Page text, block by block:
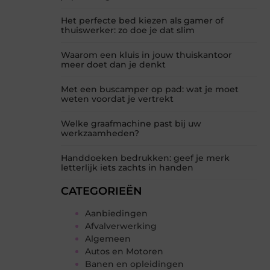
Het perfecte bed kiezen als gamer of
thuiswerker: zo doe je dat slim
Waarom een kluis in jouw thuiskantoor
meer doet dan je denkt
Met een buscamper op pad: wat je moet
weten voordat je vertrekt
Welke graafmachine past bij uw
werkzaamheden?
Handdoeken bedrukken: geef je merk
letterlijk iets zachts in handen
CATEGORIEËN
Aanbiedingen
Afvalverwerking
Algemeen
Autos en Motoren
Banen en opleidingen